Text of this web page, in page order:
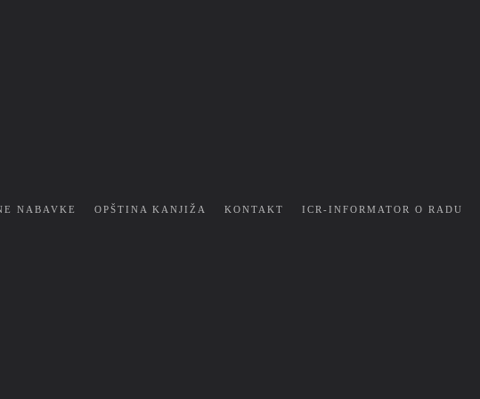
NABAVKE OPŠTINA KANJIŽA KONTAKT ICR-INFORMATOR O RADU